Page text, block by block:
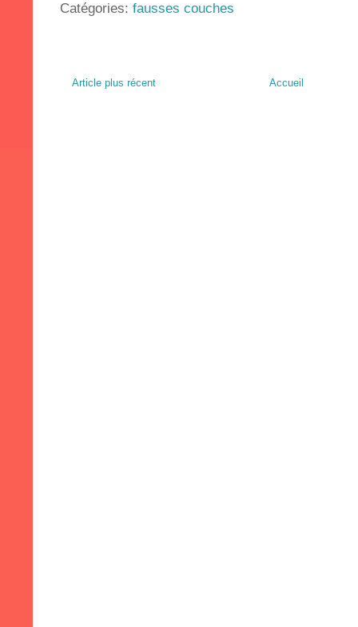
Catégories: fausses couches
Article plus récent Accueil